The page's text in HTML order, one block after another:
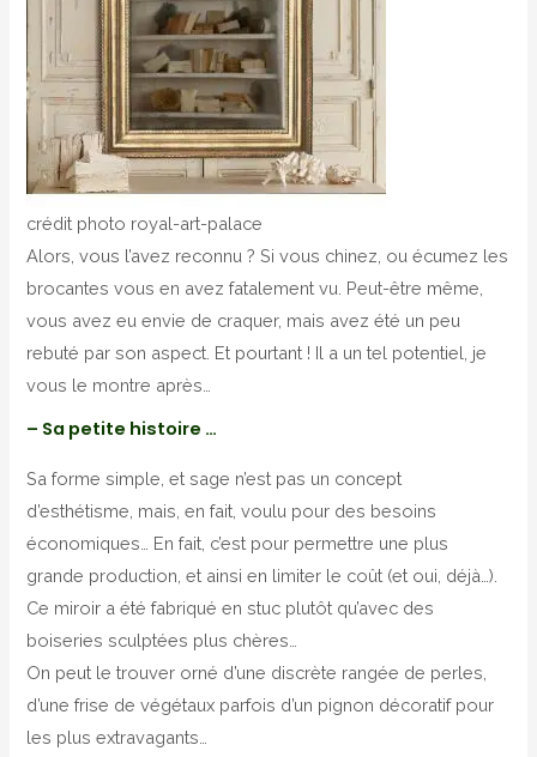
crédit photo royal-art-palace
Alors, vous l’avez reconnu ? Si vous chinez, ou écumez les
brocantes vous en avez fatalement vu. Peut-être même,
vous avez eu envie de craquer, mais avez été un peu
rebuté par son aspect. Et pourtant ! Il a un tel potentiel, je
vous le montre après…
– Sa petite histoire …
Sa forme simple, et sage n’est pas un concept
d’esthétisme, mais, en fait, voulu pour des besoins
économiques… En fait, c’est pour permettre une plus
grande production, et ainsi en limiter le coût (et oui, déjà…).
Ce miroir a été fabriqué en stuc plutôt qu’avec des
boiseries sculptées plus chères…
On peut le trouver orné d’une discrète rangée de perles,
d’une frise de végétaux parfois d’un pignon décoratif pour
les plus extravagants…